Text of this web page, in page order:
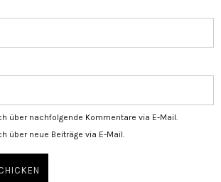
über nachfolgende Kommentare via E-Mail.
über neue Beiträge via E-Mail.